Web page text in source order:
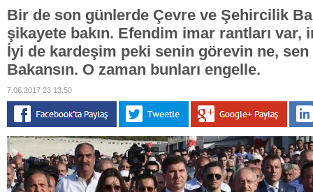
Bir de son günlerde Çevre ve Şehircilik
şikayete bakın. Efendim imar rantları var,
İyi de kardeşim peki senin görevin ne,
Bakansın. O zaman bunları engelle.
7.06.2017 23:13:50